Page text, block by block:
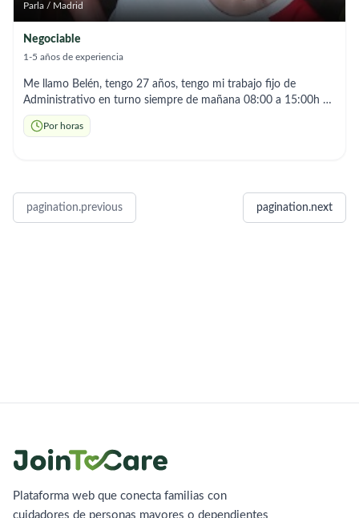
Parla / Madrid
Negociable
1-5 años de experiencia
Me llamo Belén, tengo 27 años, tengo mi trabajo fijo de
Administrativo en turno siempre de mañana 08:00 a 15:00h en
Valdemoro, soy una persona trabajadora y muy organizada,
estoy buscando un empleo para compaginar por las tardes,
personas mayores, centro de día de mayores y ayuda a
domicilio. Cualquier duda no dude en contactar conmigo,
Por horas
pagination.previous pagination.next
Plataforma web que conecta familias con
cuidadores de personas mayores o dependientes